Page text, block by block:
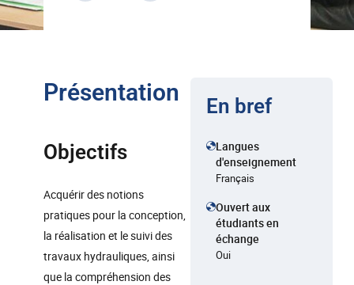
Présentation
Objectifs
Acquérir des notions
pratiques pour la conception,
la réalisation et le suivi des
travaux hydrauliques, ainsi
que la compréhension des
En bref
Langues
d'enseignement
Français
Ouvert aux
étudiants en
échange
Oui